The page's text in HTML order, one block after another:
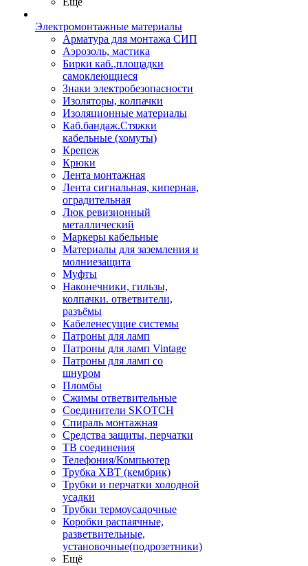
Электромонтажные материалы
Арматура для монтажа СИП
Аэрозоль, мастика
Бирки каб.,площадки
самоклеющиеся
Знаки электробезопасности
Изоляторы, колпачки
Изоляционные материалы
Каб.бандаж.Стяжки
кабельные (хомуты)
Крепеж
Крюки
Лента монтажная
Лента сигнальная, киперная,
оградительная
Люк ревизионный
металлический
Маркеры кабельные
Материалы для заземления и
молниезащита
Муфты
Наконечники, гильзы,
колпачки. ответвители,
разъёмы
Кабеленесущие системы
Патроны для ламп
Патроны для ламп Vintage
Патроны для ламп со
шнуром
Пломбы
Сжимы ответвительные
Соединители SKOTCH
Спираль монтажная
Средства защиты, перчатки
ТВ соединения
Телефония/Компьютер
Трубка ХВТ (кембрик)
Трубки и перчатки холодной
усадки
Трубки термоусадочные
Коробки распаячные,
разветвительные,
установочные(подрозетники)
Ещё